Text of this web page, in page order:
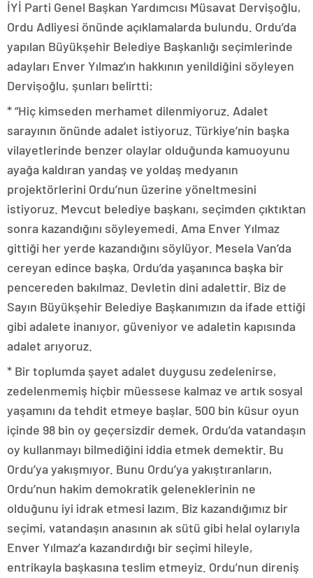
İYİ Parti Genel Başkan Yardımcısı Müsavat Dervişoğlu,
Ordu Adliyesi önünde açıklamalarda bulundu. Ordu’da
yapılan Büyükşehir Belediye Başkanlığı seçimlerinde
adayları Enver Yılmaz’ın hakkının yenildiğini söyleyen
Dervişoğlu, şunları belirtti:
* “Hiç kimseden merhamet dilenmiyoruz. Adalet
sarayının önünde adalet istiyoruz. Türkiye’nin başka
vilayetlerinde benzer olaylar olduğunda kamuoyunu
ayağa kaldıran yandaş ve yoldaş medyanın
projektörlerini Ordu’nun üzerine yöneltmesini
istiyoruz. Mevcut belediye başkanı, seçimden çıktıktan
sonra kazandığını söyleyemedi. Ama Enver Yılmaz
gittiği her yerde kazandığını söylüyor. Mesela Van’da
cereyan edince başka, Ordu’da yaşanınca başka bir
pencereden bakılmaz. Devletin dini adalettir. Biz de
Sayın Büyükşehir Belediye Başkanımızın da ifade ettiği
gibi adalete inanıyor, güveniyor ve adaletin kapısında
adalet arıyoruz.
* Bir toplumda şayet adalet duygusu zedelenirse,
zedelenmemiş hiçbir müessese kalmaz ve artık sosyal
yaşamını da tehdit etmeye başlar. 500 bin küsur oyun
içinde 98 bin oy geçersizdir demek, Ordu’da vatandaşın
oy kullanmayı bilmediğini iddia etmek demektir. Bu
Ordu’ya yakışmıyor. Bunu Ordu’ya yakıştıranların,
Ordu’nun hakim demokratik geleneklerinin ne
olduğunu iyi idrak etmesi lazım. Biz kazandığımız bir
seçimi, vatandaşın anasının ak sütü gibi helal oylarıyla
Enver Yılmaz’a kazandırdığı bir seçimi hileyle,
entrikayla başkasına teslim etmeyiz. Ordu’nun direniş